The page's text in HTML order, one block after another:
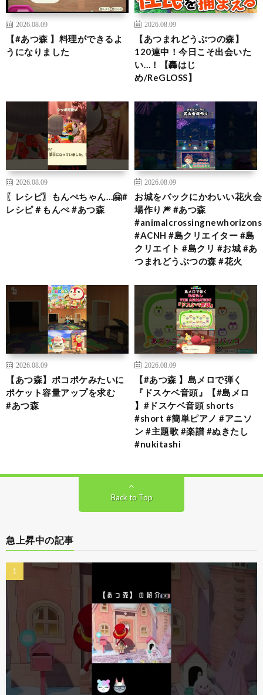
2026.08.09
【#あつ森 】料理ができるよ
うになりました
2026.08.09
【あつまれどうぶつの森】
120連中！今日こそ出会いた
い…！【轟はじ
め/ReGLOSS】
2026.08.09
〖レシピ〗もんぺちゃん…🤗#
レシピ＃もんぺ #あつ森
2026.08.09
お城をバックにかわいい花火会
場作り🎆 #あつ森
#animalcrossingnewhorizons
#ACNH #島クリエイター #島
クリエイト #島クリ #お城 #あ
つまれどうぶつの森 #花火
2026.08.09
【あつ森】ポコポケみたいに
ポケット容量アップを求む
#あつ森
2026.08.09
【#あつ森 】島メロで弾く
『ドスケベ音頭』【#島メロ
】#ドスケベ音頭 shorts
#short #簡単ピアノ #アニソ
ン #主題歌 #楽譜 #ぬきたし
#nukitashi
Back to Top
急上昇中の記事